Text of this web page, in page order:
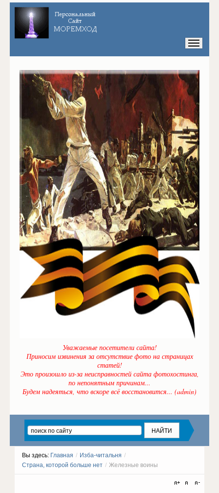
Уважаемые посетители сайта!
Приносим извинения за отсутствие фото на страницах
статей!
Это произошло из-за неисправностей сайта фотохостинга,
по непонятным причинам...
Будем надеяться, что вскоре всё восстановится... (admin)
Вы здесь: Главная / Изба-читальня /
Страна, которой больше нет / Железные воины